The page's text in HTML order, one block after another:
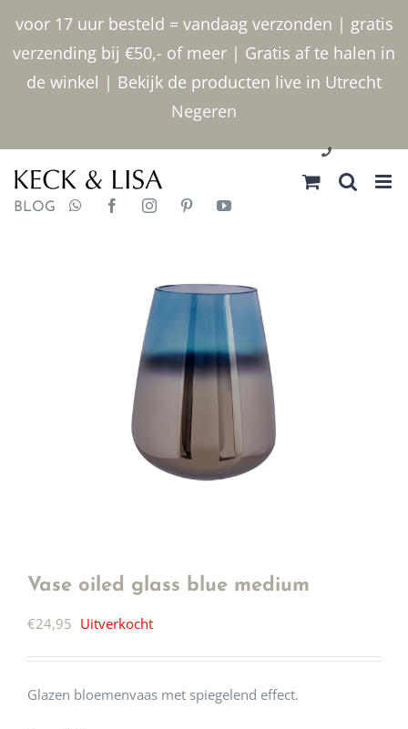
voor 17 uur besteld = vandaag verzonden | gratis
verzending bij €50,- of meer | Gratis af te halen in
de winkel | Bekijk de producten live in Utrecht
Negeren
inhoud
030 2400000
BLOG
Vase oiled glass blue medium
€24,95 Uitverkocht
Glazen bloemenvaas met spiegelend effect.